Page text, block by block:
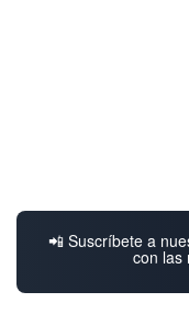
📲 Suscríbete a
con las